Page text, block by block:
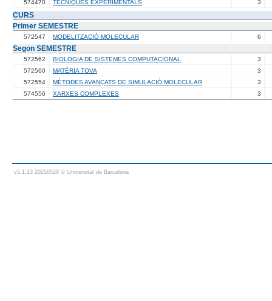
574470
TÈCNIQUES EXPERIMENTALS 3
CURS
Primer SEMESTRE
572547 MODELITZACIÓ MOLECULAR 6
Segon SEMESTRE
572562 BIOLOGIA DE SISTEMES COMPUTACIONAL
3
572560
MATÈRIA TOVA
3
572554
MÈTODES AVANÇATS DE SIMULACIÓ MOLECULAR
3
574556
XARXES COMPLEXES 3
v5.1.13 20250520 © Universitat de Barcelona